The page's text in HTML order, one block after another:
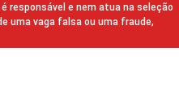
responsável e nem atua na seleção
uma vaga falsa ou uma fraude,